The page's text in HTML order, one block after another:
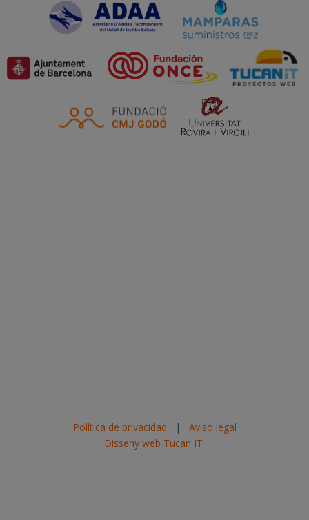
Política de privacidad | Aviso legal
Disseny web Tucan IT